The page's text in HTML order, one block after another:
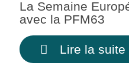
La Semaine
avec la PFM63
Lire la suite